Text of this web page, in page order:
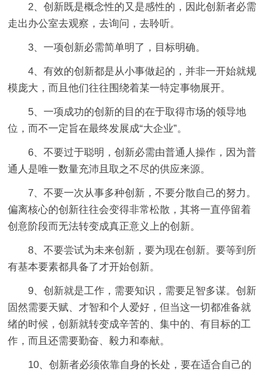
2、创新既是概念性的又是感性的，因此创新者必需
走出办公室去观察，去询问，去聆听。
3、一项创新必需简单明了，目标明确。
4、有效的创新都是从小事做起的，并非一开始就规
模庞大，而且他们往往围绕着某一特定事物展开。
5、一项成功的创新的目的在于取得市场的领导地
位，而不一定旨在最终发展成“大企业”。
6、不要过于聪明，创新必需由普通人操作，因为普
通人是唯一数量充沛且取之不尽的供应来源。
7、不要一次从事多种创新，不要分散自己的努力。
偏离核心的创新往往会变得非常松散，其将一直停留着
创意阶段而无法转变成真正意义上的创新。
8、不要尝试为未来创新，要为现在创新。要等到所
有基本要素都具备了才开始创新。
9、创新就是工作，需要知识，需要足智多谋。创新
固然需要天赋、才智和个人爱好，但当这一切都准备就
绪的时候，创新就转变成辛苦的、集中的、有目标的工
作，而且还需要勤奋、毅力和奉献。
10、创新者必须依靠自身的长处，要在适合自己的